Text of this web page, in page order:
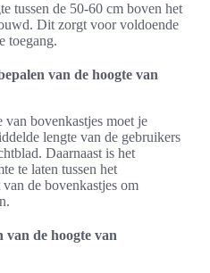
tussen de 50-60 cm boven het
Dit zorgt voor voldoende
toegang.
van de hoogte van
bovenkastjes moet je
lengte van de gebruikers
Daarnaast is het
te laten tussen het
de bovenkastjes om
van de hoogte van